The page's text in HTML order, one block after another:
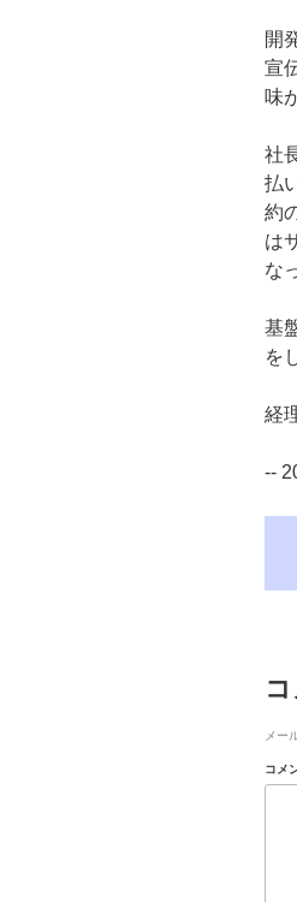
開
宣
味
社
払
約
は
な
基
を
経
--
メー
コメ